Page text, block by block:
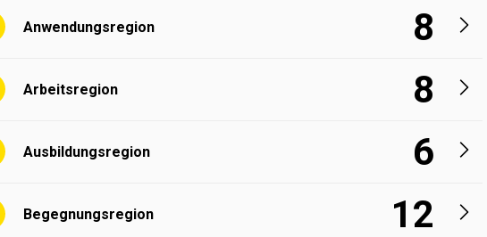
Anwendungs­region 8
Arbeitsregion 8
Ausbildungs­region 6
Begegnungs­region 12